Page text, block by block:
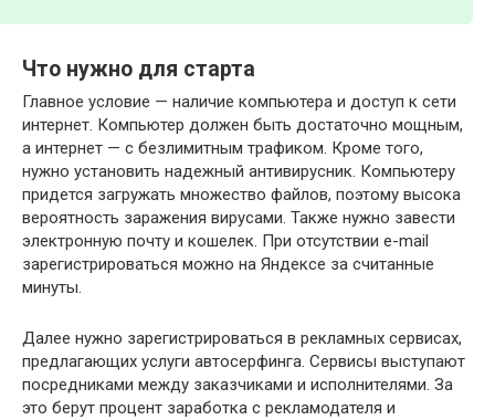
Что нужно для старта
Главное условие — наличие компьютера и доступ к сети
интернет. Компьютер должен быть достаточно мощным,
а интернет — с безлимитным трафиком. Кроме того,
нужно установить надежный антивирусник. Компьютеру
придется загружать множество файлов, поэтому высока
вероятность заражения вирусами. Также нужно завести
электронную почту и кошелек. При отсутствии e-mail
зарегистрироваться можно на Яндексе за считанные
минуты.
Далее нужно зарегистрироваться в рекламных сервисах,
предлагающих услуги автосерфинга. Сервисы выступают
посредниками между заказчиками и исполнителями. За
это берут процент заработка с рекламодателя и